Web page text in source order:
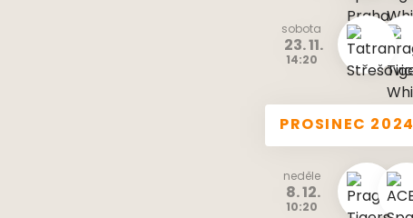
sobota
23. 11.
14:20
PROSINEC 2024
neděle
8. 12.
10:20